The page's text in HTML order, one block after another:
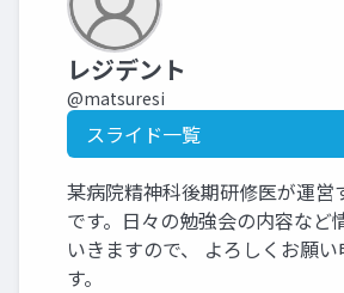
レジデント
@matsuresi
スライド一覧
某病院精神科後期研修医が運営
です。日々の勉強会の内容など
いきますので、 よろしくお願
す。